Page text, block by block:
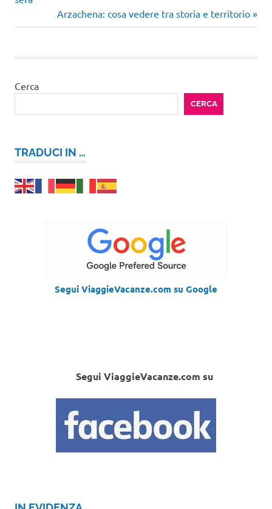
articoliArticolo
successivo:
Arzachena: cosa vedere tra storia e territorio
Cerca
CERCA
TRADUCI IN …
Segui ViaggieVacanze.com su Google
Segui ViaggieVacanze.com su